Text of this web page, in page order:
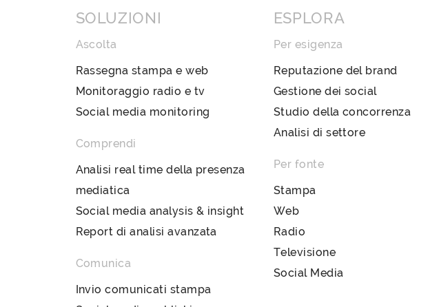
SOLUZIONI
Ascolta
Rassegna stampa e web
Monitoraggio radio e tv
Social media monitoring
Comprendi
Analisi real time della presenza
mediatica
Social media analysis & insight
Report di analisi avanzata
Comunica
Invio comunicati stampa
ESPLORA
Per esigenza
Reputazione del brand
Gestione dei social
Studio della concorrenza
Analisi di settore
Per fonte
Stampa
Web
Radio
Televisione
Social Media